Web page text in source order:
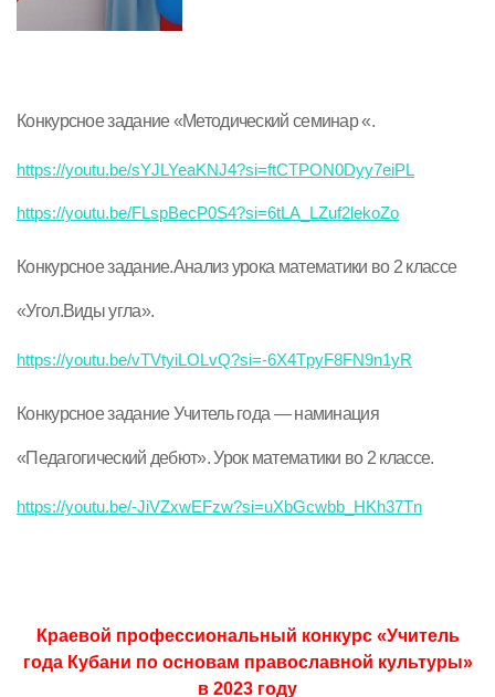
Конкурсное задание «Методический семинар «.
https://youtu.be/sYJLYeaKNJ4?si=ftCTPON0Dyy7eiPL
https://youtu.be/FLspBecP0S4?si=6tLA_LZuf2lekoZo
Конкурсное задание.Анализ урока математики во 2 классе
«Угол.Виды угла».
https://youtu.be/vTVtyiLOLvQ?si=-6X4TpyF8FN9n1yR
Конкурсное задание Учитель года — наминация
«Педагогический дебют». Урок математики во 2 классе.
https://youtu.be/-JiVZxwEFzw?si=uXbGcwbb_HKh37Tn
Краевой профессиональный конкурс «Учитель
года Кубани по основам православной культуры»
в 2023 году